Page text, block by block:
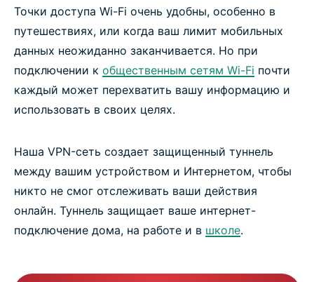
Точки доступа Wi-Fi очень удобны, особенно в
путешествиях, или когда ваш лимит мобильных
данных неожиданно заканчивается. Но при
подключении к общественным сетям Wi-Fi почти
каждый может перехватить вашу информацию и
использовать в своих целях.
Наша VPN-сеть создает защищенный туннель
между вашим устройством и Интернетом, чтобы
никто не смог отслеживать ваши действия
онлайн. Туннель защищает ваше интернет-
подключение дома, на работе и в школе.